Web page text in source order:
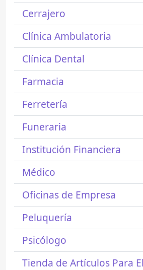
Cerrajero
Clínica Ambulatoria
Clínica Dental
Farmacia
Ferretería
Funeraria
Institución Financiera
Médico
Oficinas de Empresa
Peluquería
Psicólogo
Tienda de Artículos Para